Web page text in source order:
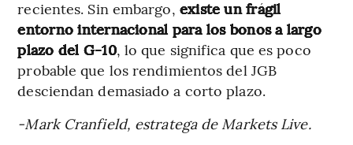
recientes. Sin embargo, existe un frágil
entorno internacional para los bonos a largo
plazo del G-10, lo que significa que es poco
probable que los rendimientos del JGB
desciendan demasiado a corto plazo.
-Mark Cranfield, estratega de Markets Live.